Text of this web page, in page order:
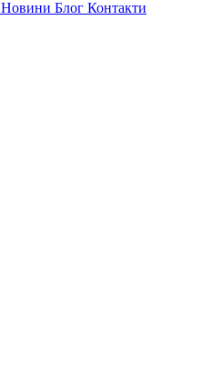
Новини Блог Контакти